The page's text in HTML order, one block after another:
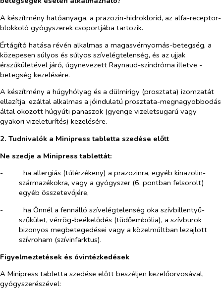
A készítmény hatóanyaga, a prazozin-hidroklorid, az alfa-receptor-
blokkoló gyógyszerek csoportjába tartozik.
Értágító hatása révén alkalmas a magasvérnyomás-betegség, a
közepesen súlyos és súlyos szívelégtelenség, és az ujjak
érszűkületével járó, úgynevezett Raynaud-szindróma illetve -
betegség kezelésére.
A készítmény a húgyhólyag és a dülmirigy (prosztata) izomzatát
ellazítja, ezáltal alkalmas a jóindulatú prosztata-megnagyobbodás
által okozott húgyúti panaszok (gyenge vizeletsugarú vagy
gyakori vizeletürítés) kezelésére.
2. Tudnivalók a Minipress tabletta szedése előtt
Ne szedje a Minipress tablettát:
-​
ha allergiás (túlérzékeny) a prazozinra, egyéb kinazolin-
származékokra, vagy a gyógyszer (6. pontban felsorolt)
egyéb összetevőjére,
-​
ha Önnél a fennálló szívelégtelenség oka szívbillentyű-
szűkület, vérrög-beékelődés (tüdőembólia), a szívburok
bizonyos megbetegedései vagy a közelmúltban lezajlott
szívroham (szívinfarktus).
Figyelmeztetések és óvintézkedések
A Minipress tabletta szedése előtt beszéljen kezelőorvosával,
gyógyszerészével: